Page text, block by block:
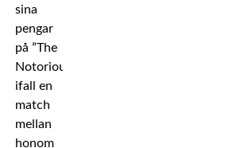
sina
pengar
på ”The
Notorious”
ifall en
match
mellan
honom